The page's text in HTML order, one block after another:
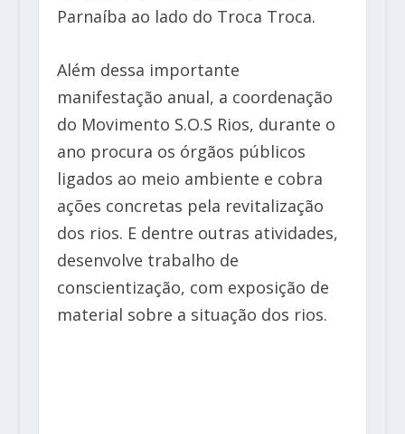
Parnaíba ao lado do Troca Troca.
Além dessa importante
manifestação anual, a coordenação
do Movimento S.O.S Rios, durante o
ano procura os órgãos públicos
ligados ao meio ambiente e cobra
ações concretas pela revitalização
dos rios. E dentre outras atividades,
desenvolve trabalho de
conscientização, com exposição de
material sobre a situação dos rios.